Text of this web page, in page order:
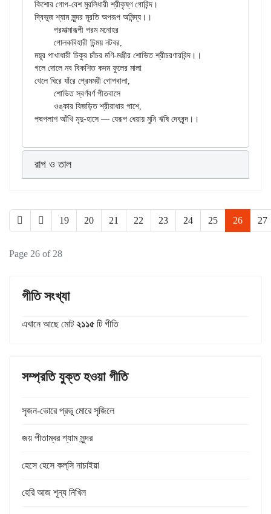
কিশোর গোপ-বেশ মুরলিধারী শ্রীকৃষ্ণ গোবিন্দ।
দ্বিভুজ শ্যাম সুন্দর মূরতি অপরূপ অনিন্দ্য।।
ময়ূর পাখাধারী চিকুর চাঁচর মণি-মঞ্জীর শোভিত শ্রীচরণারবিন্দ।।
গলে দোলে নব বিকশিত কদম ফুলের মালা
খেলে ঘিরে যাঁরে প্রেমময়ী গোপবালা,
রাগ ও তাল
19 20 21 22 23 24 25 26 27
Page 26 of 28
গীতি সংখ্যা
এখানে আছে মোট২১১৫ টি গীতি
সম্প্রতি যুক্ত হওয়া গীতি
সৃজন-ভোরে প্রভু মোরে সৃজিলে
জয় পীতাম্বর শ্যাম সুন্দর
হেসে হেসে কল্‌সি নাচাইয়া
হেরি আজ শূন্য নিখিল